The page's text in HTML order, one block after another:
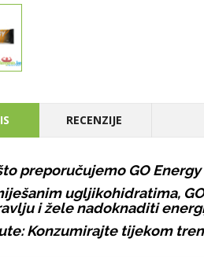
RECENZIJE
preporučujemo GO Energy
ugljikohidratima,
i žele nadoknaditi
Konzumirajte tijekom